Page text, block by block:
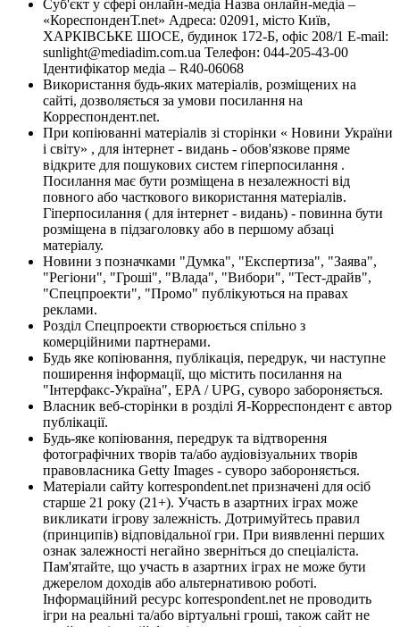
Суб'єкт у сфері онлайн-медіа Назва онлайн-медіа –
«КореспонденТ.net» Адреса: 02091, місто Київ,
ХАРКІВСЬКЕ ШОСЕ, будинок 172-Б, офіс 208/1 E-mail:
sunlight@mediadim.com.ua Телефон: 044-205-43-00
Ідентифікатор медіа – R40-06068
Використання будь-яких матеріалів, розміщених на
сайті, дозволяється за умови посилання на
Корреспондент.net.
При копіюванні матеріалів зі сторінки « Новини України
і світу» , для інтернет - видань - обов'язкове пряме
відкрите для пошукових систем гіперпосилання .
Посилання має бути розміщена в незалежності від
повного або часткового використання матеріалів.
Гіперпосилання ( для інтернет - видань) - повинна бути
розміщена в підзаголовку або в першому абзаці
матеріалу.
Новини з позначками "Думка", "Експертиза", "Заява",
"Регіони", "Гроші", "Влада", "Вибори", "Тест-драйв",
"Спецпроекти", "Промо" публікуються на правах
реклами.
Розділ Спецпроекти створюється спільно з
комерційними партнерами.
Будь яке копіювання, публікація, передрук, чи наступне
поширення інформації, що містить посилання на
"Інтерфакс-Україна", EPA / UPG, суворо забороняється.
Власник веб-сторінки в розділі Я-Корреспондент є автор
публікації.
Будь-яке копіювання, передрук та відтворення
фотографічних творів та/або аудіовізуальних творів
правовласника Getty Images - суворо забороняється.
Матеріали сайту korrespondent.net призначені для осіб
старше 21 року (21+). Участь в азартних іграх може
викликати ігрову залежність. Дотримуйтесь правил
(принципів) відповідальної гри. При виявленні перших
ознак залежності негайно зверніться до спеціаліста.
Пам'ятайте, що участь в азартних іграх не може бути
джерелом доходів або альтернативою роботі.
Інформаційний ресурс korrespondent.net не проводить
ігри на реальні та/або віртуальні гроші, також сайт не